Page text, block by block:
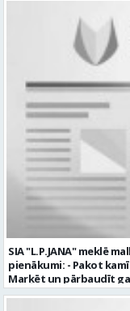
SIA "L.P.JANA" meklē
pienākumi: - Pakot
Marķēt un pārbaudīt
kvalitāti un kārtību darba vietā Prasības